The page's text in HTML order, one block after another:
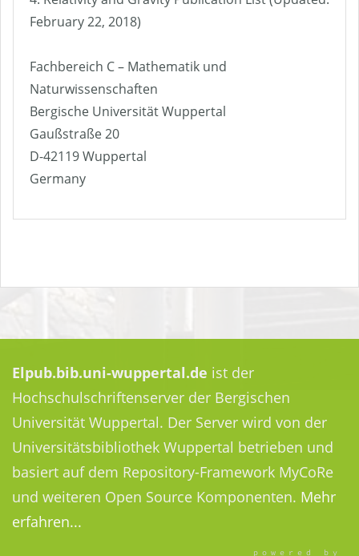
February 22, 2018)
Fachbereich C – Mathematik und
Naturwissenschaften
Bergische Universität Wuppertal
Gaußstraße 20
D-42119 Wuppertal
Germany
Elpub.bib.uni-wuppertal.de ist der
Hochschulschriftenserver der Bergischen
Universität Wuppertal. Der Server wird von der
Universitätsbibliothek Wuppertal betrieben und
basiert auf dem Repository-Framework MyCoRe
und weiteren Open Source Komponenten. Mehr
erfahren...